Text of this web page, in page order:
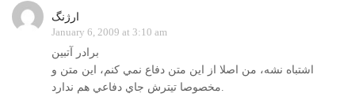
ارژنگ
January 6, 2009 at 3:10 am
برادر آتبين
اشتباه نشه، من اصلا از اين متن دفاع نمي كنم، اين متن و